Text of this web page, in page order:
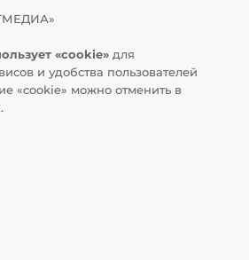
«cookie» для
и удобства пользователей
«cookie» можно отменить в